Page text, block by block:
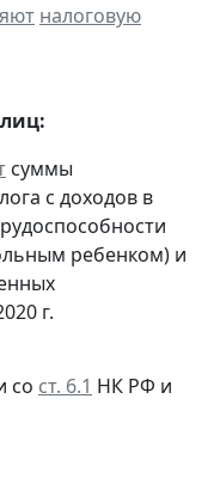
налоговую
суммы
с доходов в
ребенком) и
г.
со ст. 6.1 НК РФ и